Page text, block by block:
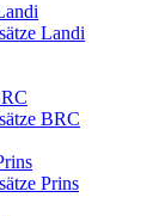
Landi
BRC
Prins